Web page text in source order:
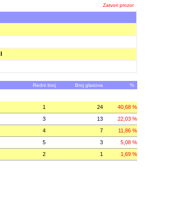
Zatvori prozor
Redni broj Broj glasova %
1 24
40,68 %
3 13
22,03 %
4 7
11,86 %
5 3
5,08 %
2 1 1,69 %